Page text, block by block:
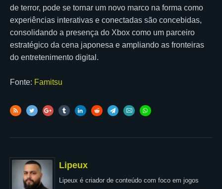
de terror, pode se tornar um novo marco na forma como
experiências interativas e conectadas são concebidas,
consolidando a presença do Xbox como um parceiro
estratégico da cena japonesa e ampliando as fronteiras
do entretenimento digital.
Fonte: Famitsu
Lipeux
Lipeux é criador de conteúdo com foco em jogos